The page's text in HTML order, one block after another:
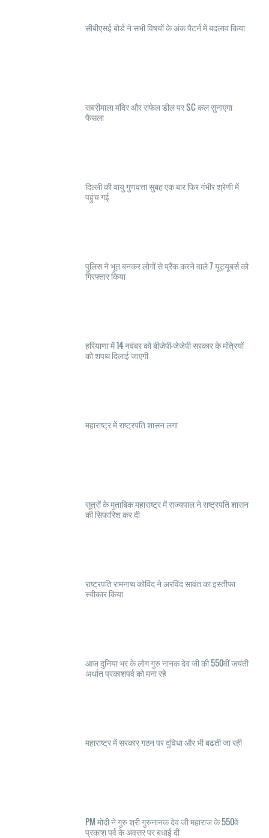
सीबीएसई बोर्ड ने सभी विषयों के अंक पैटर्न में बदलाव किया
सबरीमाला मंदिर और राफेल डील पर SC कल सुनाएगा
फैसला
दिल्ली की वायु गुणवत्ता सुबह एक बार फिर गंभीर श्रेणी में
पहुंच गई
पुलिस ने भूत बनकर लोगों से प्रैंक करने वाले 7 यूट्यूबर्स को
गिरफ्तार किया
हरियाणा में 14 नवंबर को बीजेपी-जेजेपी सरकार के मंत्रियों
को शपथ दिलाई जाएगी
महाराष्ट्र में राष्ट्रपति शासन लगा
सूत्रों के मुताबिक महाराष्ट्र में राज्यपाल ने राष्ट्रपति शासन
की सिफारिश कर दी
राष्ट्रपति रामनाथ कोविंद ने अरविंद सावंत का इस्तीफा
स्वीकार किया
आज दुनिया भर के लोग गुरु नानक देव जी की 550वीं जयंती
अर्थात प्रकाशपर्व को मना रहे
महाराष्ट्र में सरकार गठन पर दुविधा और भी बढती जा रही
PM मोदी ने गुरु श्री गुरुनानक देव जी महाराज के 550वें
प्रकाश पर्व के अवसर पर बधाई दी